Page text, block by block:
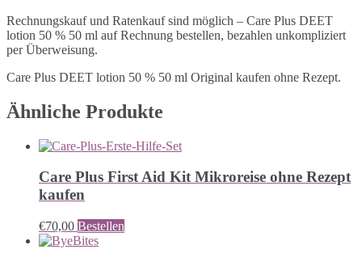
Rechnungskauf und Ratenkauf sind möglich – Care Plus DEET
lotion 50 % 50 ml auf Rechnung bestellen, bezahlen unkompliziert
per Überweisung.
Care Plus DEET lotion 50 % 50 ml Original kaufen ohne Rezept.
Ähnliche Produkte
Care Plus First Aid Kit Mikroreise ohne Rezept
kaufen
€70,00 Bestellen